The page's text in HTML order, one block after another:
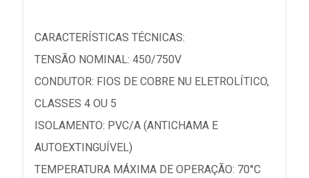
CARACTERÍSTICAS TÉCNICAS:
TENSÃO NOMINAL: 450/750V
CONDUTOR: FIOS DE COBRE NU ELETROLÍTICO,
CLASSES 4 OU 5
ISOLAMENTO: PVC/A (ANTICHAMA E
AUTOEXTINGUÍVEL)
TEMPERATURA MÁXIMA DE OPERAÇÃO: 70°C